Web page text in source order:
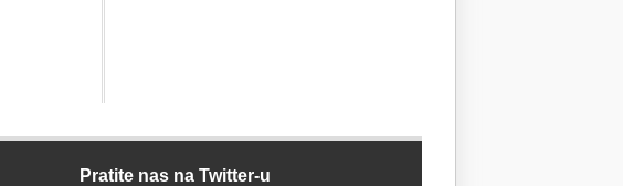
Pratite nas na Twitter-u